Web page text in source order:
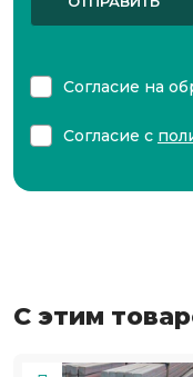
Согласие на
Согласие с
С этим